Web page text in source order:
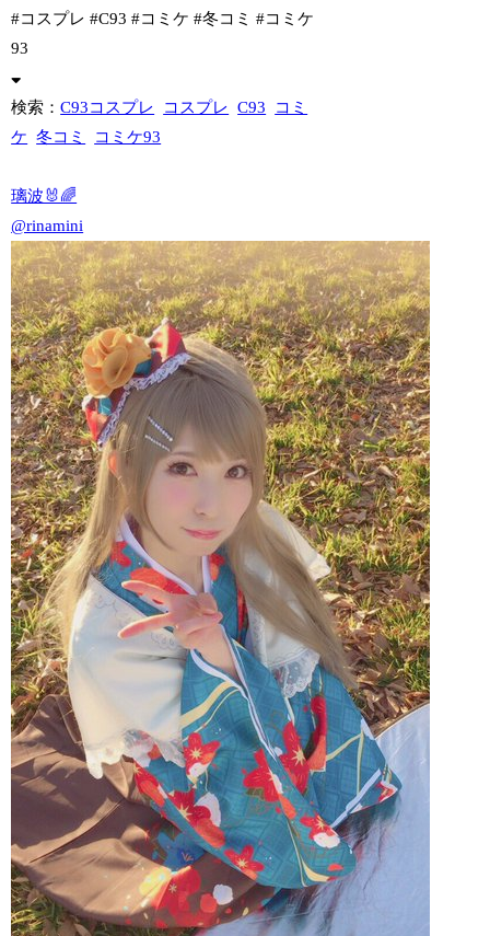
#コスプレ #C93 #コミケ #冬コミ #コミケ
93
検索：C93コスプレ コスプレ C93
コミ
ケ 冬コミ コミケ93
璃波🐰🌈
@rinamini